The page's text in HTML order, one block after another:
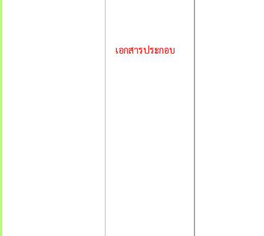
เอกสารประกอบ